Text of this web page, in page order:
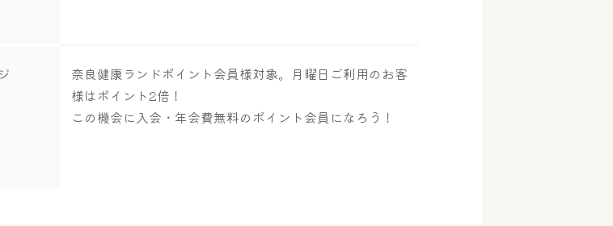
奈良健康ランドポイント会員様対象。月曜日ご利用のお客
様はポイント2倍！
この機会に入会・年会費無料のポイント会員になろう！